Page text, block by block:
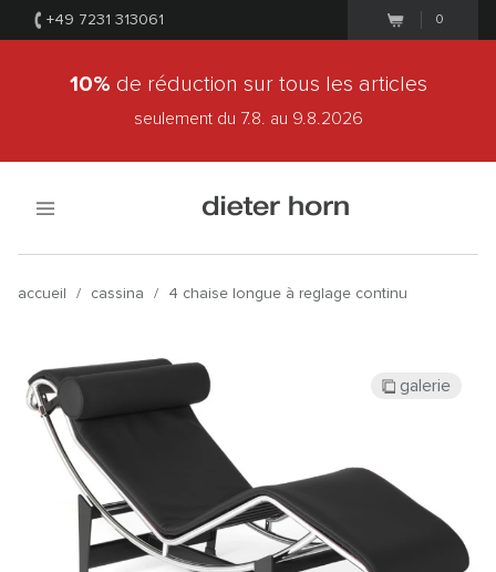
+49 7231 313061 0
10% de réduction sur tous les articles
seulement du 7.8. au 9.8.2026
accueil / cassina / 4 chaise longue à reglage continu
galerie